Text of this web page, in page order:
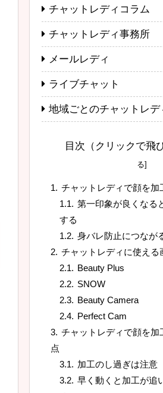
チャットレディコラム
チャットレディ事務所
メールレディ
ライブチャット
地域ごとのチャットレデ
目次（クリックで飛
チャットレディで顔を加
第一印象が良くなる
する
身バレ防止につなが
チャットレディに使える
Beauty Plus
SNOW
Beauty Camera
Perfect Cam
チャットレディで顔を加
点
加工のし過ぎは注意
早く動くと加工が追